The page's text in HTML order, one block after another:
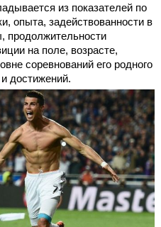
из показателей по
опыта, задействованности в
продолжительности
на поле, возрасте,
соревнований его родного
достижений.